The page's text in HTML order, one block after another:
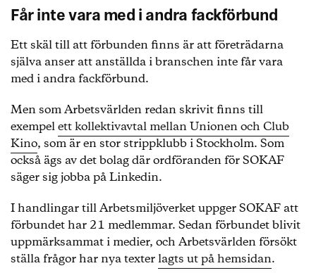
Får inte vara med i andra fackförbund
Ett skäl till att förbunden finns är att företrädarna
själva anser att anställda i branschen inte får vara
med i andra fackförbund.
Men som Arbetsvärlden redan skrivit finns till
exempelett kollektivavtal mellan Unionen och Club
Kino, som är en stor strippklubb i Stockholm. Som
också ägs av det bolag där ordföranden för SOKAF
säger sig jobba på Linkedin.
I handlingar till Arbetsmiljöverket uppger SOKAF att
förbundet har 21 medlemmar. Sedan förbundet blivit
uppmärksammat i medier, och Arbetsvärlden försökt
ställa frågor har nya texterlagts ut på hemsidan.